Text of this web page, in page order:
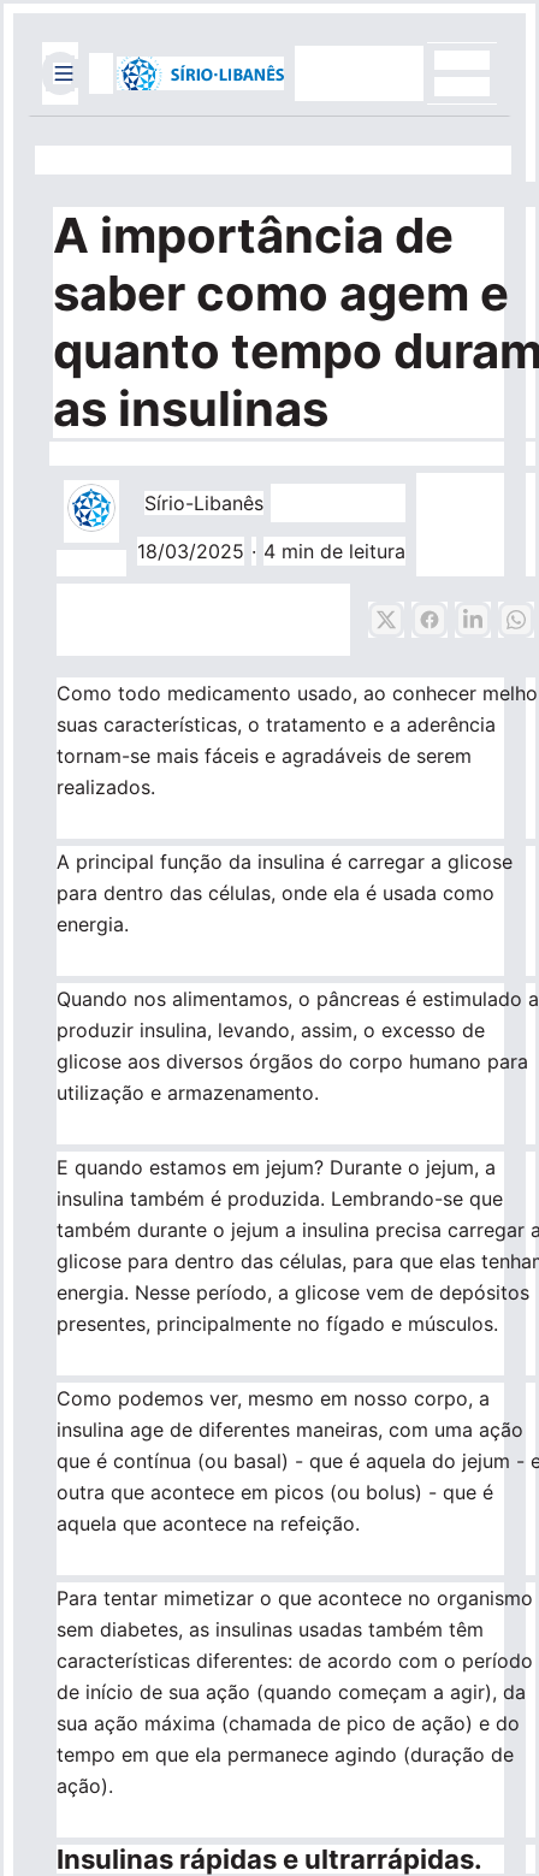
para
conteúdo
principal
Top
Header
Menu
Mobile
Quick
Links
Faça uma doação
Portal do Médico
Portal do Paciente
Blog
Pronto Atendimento
Nossas Unidades
Fale Conosco
International Patient
Navegação
principal
Sobre
Para você
Para empresas
Profissionais da saúde
A importância de
saber como agem e
quanto tempo
as insulinas
Sírio-Libanês
18/03/2025 · 4 min de leitura
Como todo medicamento usado, ao conhecer
suas características, o tratamento e a aderência
tornam-se mais fáceis e agradáveis de serem
realizados.
A principal função da insulina é carregar a glicose
para dentro das células, onde ela é usada como
energia.
Quando nos alimentamos, o pâncreas é estimulado a
produzir insulina, levando, assim, o excesso de
glicose aos diversos órgãos do corpo humano para
utilização e armazenamento.
E quando estamos em jejum? Durante o jejum, a
insulina também é produzida. Lembrando-se que
também durante o jejum a insulina precisa carregar
glicose para dentro das células, para que elas
energia. Nesse período, a glicose vem de depósitos
presentes, principalmente no fígado e músculos.
Como podemos ver, mesmo em nosso corpo, a
insulina age de diferentes maneiras, com uma ação
que é contínua (ou basal) - que é aquela do jejum -
outra que acontece em picos (ou bolus) - que é
aquela que acontece na refeição.
Para tentar mimetizar o que acontece no organismo
sem diabetes, as insulinas usadas também têm
características diferentes: de acordo com o período
de início de sua ação (quando começam a agir), da
sua ação máxima (chamada de pico de ação) e do
tempo em que ela permanece agindo (duração de
ação).
Insulinas rápidas e ultrarrápidas.